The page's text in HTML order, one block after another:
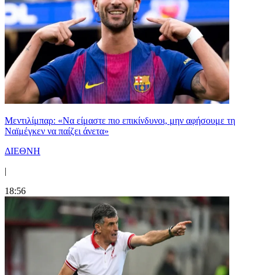
Μεντιλίμπαρ: «Να είμαστε πιο επικίνδυνοι, μην αφήσουμε τη
Ναϊμέγκεν να παίζει άνετα»
ΔΙΕΘΝΗ
|
18:56